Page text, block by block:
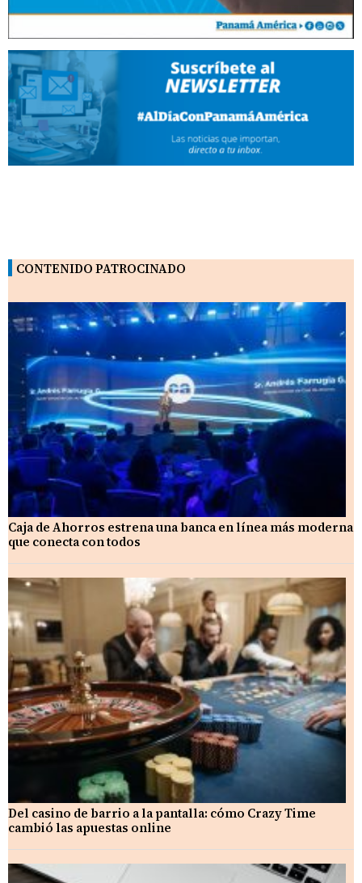
CONTENIDO PATROCINADO
Caja de Ahorros estrena una banca en línea más moderna
que conecta con todos
Del casino de barrio a la pantalla: cómo Crazy Time
cambió las apuestas online